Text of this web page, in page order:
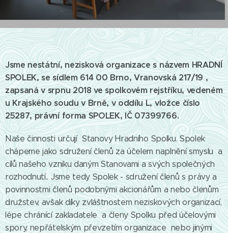
Jsme nestátní, nezisková organizace s názvem HRADNÍ
SPOLEK, se sídlem 614 00 Brno, Vranovská 217/19 ,
zapsaná v srpnu 2018 ve spolkovém rejstříku, vedeném
u Krajského soudu v Brně, v oddílu L, vložce číslo
25287, právní forma SPOLEK, IČ 07399766.
Naše činnosti určují Stanovy Hradního Spolku. Spolek
chápeme jako sdružení členů za účelem naplnění smyslu a
cílů našeho vzniku daným Stanovami a svých společných
rozhodnutí.. Jsme tedy Spolek - sdružení členů s právy a
povinnostmi členů podobnými akcionářům a nebo členům
družstev, avšak díky zvláštnostem neziskových organizací,
lépe chránící zakladatele a členy Spolku před účelovými
spory, nepřátelským převzetím organizace nebo jinými